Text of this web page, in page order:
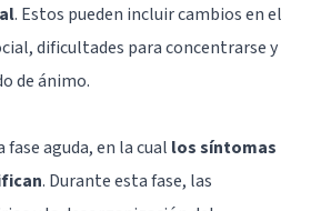
. Estos pueden incluir cambios en el
dificultades para concentrarse y
de ánimo.
fase aguda, en la cual los síntomas
. Durante esta fase, las